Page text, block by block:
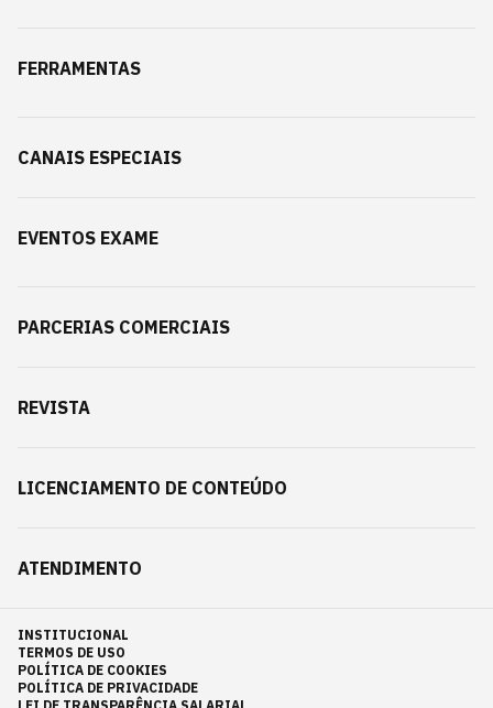
FERRAMENTAS
CANAIS ESPECIAIS
EVENTOS EXAME
PARCERIAS COMERCIAIS
REVISTA
LICENCIAMENTO DE CONTEÚDO
ATENDIMENTO
INSTITUCIONAL
TERMOS DE USO
POLÍTICA DE COOKIES
POLÍTICA DE PRIVACIDADE